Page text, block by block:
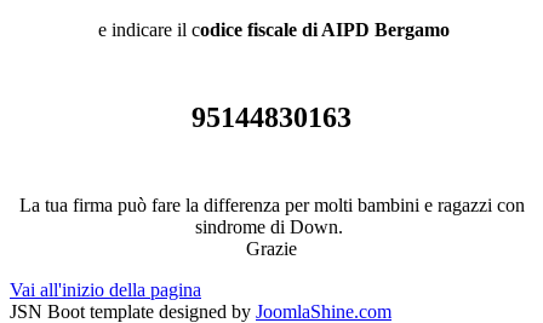
e indicare il codice fiscale di AIPD Bergamo
95144830163
La tua firma può fare la differenza per molti bambini e ragazzi con
sindrome di Down.
Grazie
Vai all'inizio della pagina
JSN Boot template designed by JoomlaShine.com